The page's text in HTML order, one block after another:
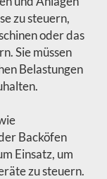
zu steuern,
oder das
Sie müssen
Belastungen
Backöfen
Einsatz, um
zu steuern.